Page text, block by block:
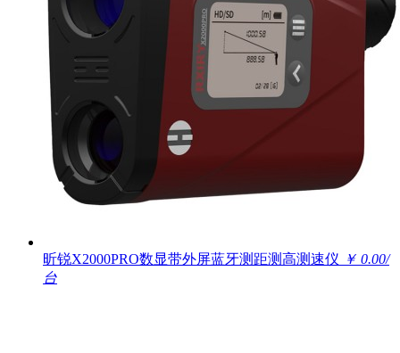
昕锐X2000PRO数显带外屏蓝牙测距测高测速仪 ￥ 0.00/
台